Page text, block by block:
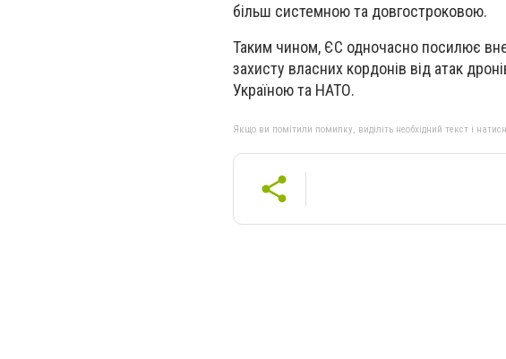
більш системною та довгостроковою.
Таким чином, ЄС одночасно посилює
захисту власних кордонів від атак
Україною та НАТО.
Якщо ви помітили помилку, виділіть необхідний текст і